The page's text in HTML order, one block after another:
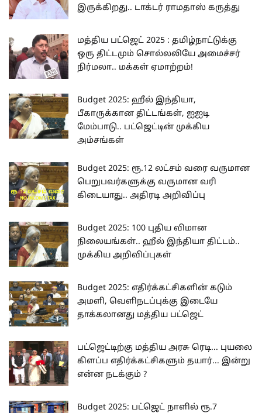
இருக்கிறது.. டாக்டர் ராமதாஸ் கருத்து
மத்திய பட்ஜெட் 2025 : தமிழ்நாட்டுக்கு
ஒரு திட்டமும் சொல்லலியே அமைச்சர்
நிர்மலா.. மக்கள் ஏமாற்றம்!
Budget 2025: ஹீல் இந்தியா,
பீகாருக்கான திட்டங்கள், ஐஐடி
மேம்பாடு.. பட்ஜெட்டின் முக்கிய
அம்சங்கள்
Budget 2025: ரூ.12 லட்சம் வரை வருமான
பெறுபவர்களுக்கு வருமான வரி
கிடையாது.. அதிரடி அறிவிப்பு
Budget 2025: 100 புதிய விமான
நிலையங்கள்.. ஹீல் இந்தியா திட்டம்..
முக்கிய அறிவிப்புகள்
Budget 2025: எதிர்க்கட்சிகளின் கடும்
அமளி, வெளிநடப்புக்கு இடையே
தாக்கலானது மத்திய பட்ஜெட்
பட்ஜெட்டிற்கு மத்திய அரசு ரெடி... புயலை
கிளப்ப எதிர்க்கட்சிகளும் தயார்... இன்று
என்ன நடக்கும் ?
Budget 2025: பட்ஜெட் நாளில் ரூ.7